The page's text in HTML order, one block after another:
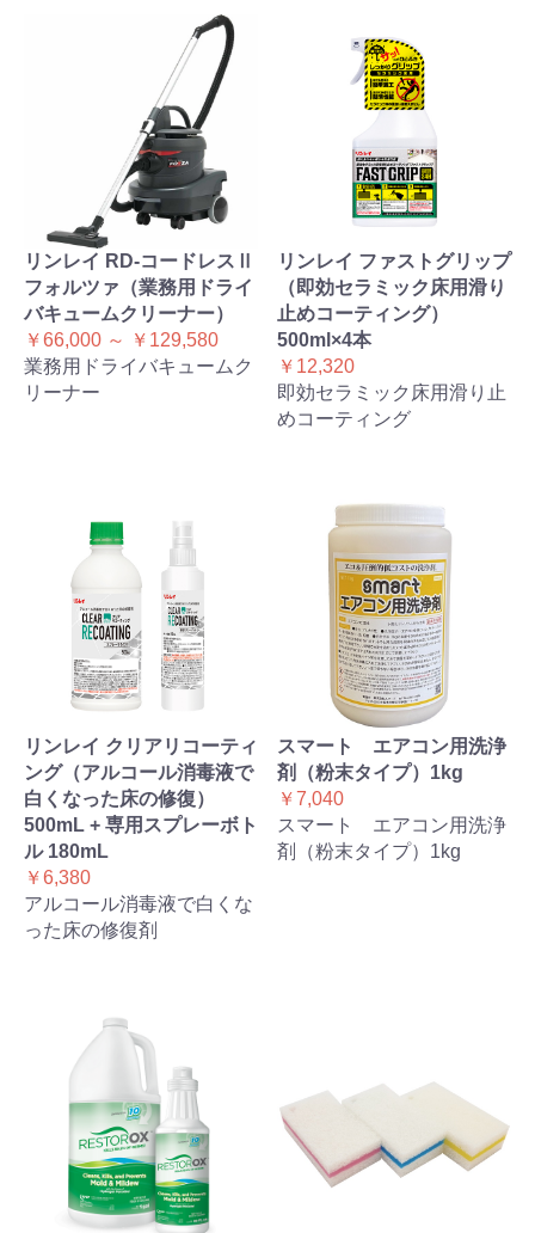
リンレイ RD-コードレスⅡ
フォルツァ（業務用ドライ
バキュームクリーナー）
￥66,000 ～ ￥129,580
業務用ドライバキュームク
リーナー
リンレイ ファストグリップ
（即効セラミック床用滑り
止めコーティング）
500ml×4本
￥12,320
即効セラミック床用滑り止
めコーティング
リンレイ クリアリコーティ
ング（アルコール消毒液で
白くなった床の修復）
500mL + 専用スプレーボト
ル 180mL
￥6,380
アルコール消毒液で白くな
った床の修復剤
スマート エアコン用洗浄
剤（粉末タイプ）1kg
￥7,040
スマート エアコン用洗浄
剤（粉末タイプ）1kg